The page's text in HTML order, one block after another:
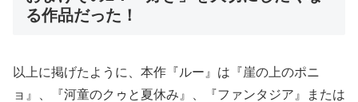
る作品だった！
以上に掲げたように、本作『ルー』は『崖の上のポニ
ョ』、『河童のクゥと夏休み』、『ファンタジア』または